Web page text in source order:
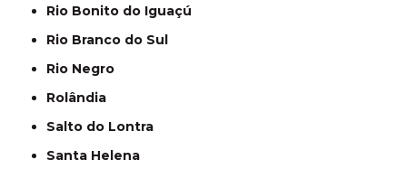
Rio Bonito do Iguaçú
Rio Branco do Sul
Rio Negro
Rolândia
Salto do Lontra
Santa Helena